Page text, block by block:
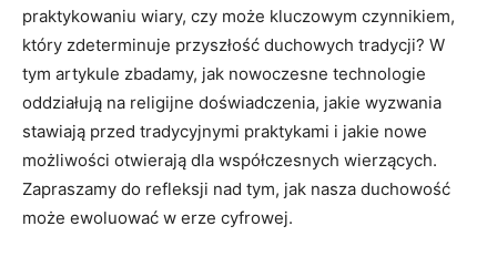
praktykowaniu wiary, czy może kluczowym czynnikiem,
który zdeterminuje przyszłość duchowych tradycji? W
tym artykule zbadamy, jak nowoczesne technologie
oddziałują na religijne doświadczenia, jakie wyzwania
stawiają przed tradycyjnymi praktykami i jakie nowe
możliwości otwierają dla współczesnych wierzących.
Zapraszamy do refleksji nad tym, jak nasza duchowość
może ewoluować w erze cyfrowej.